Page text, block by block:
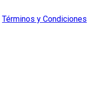
Términos y Condiciones